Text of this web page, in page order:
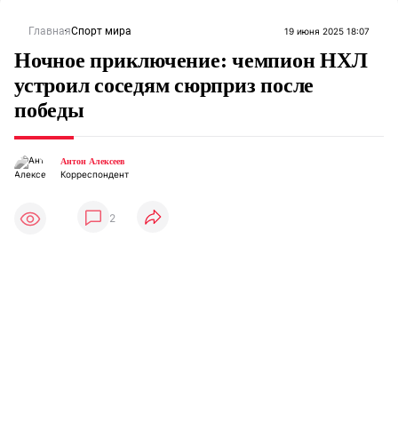
ГлавнаяСпорт мира 19 июня 2025 18:07
Ночное приключение: чемпион НХЛ
устроил соседям сюрприз после
победы
Антон Алексеев
Корреспондент
2